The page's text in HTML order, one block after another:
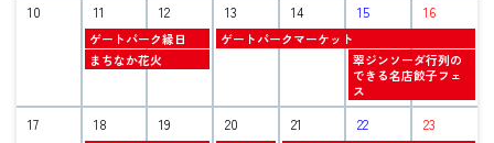
2026
2026
2026
10 11 12 13 14 15 16
火
曜
日,
2026
ゲートパーク縁日
木
曜
2026
ゲートパークマーケット
火
曜
8
月
11th
まちなか花火
土
曜
日,
8
月
15th
翠ジンソーダ行列の
できる名店餃子フェ
ス
17 18 19 20 21 22 23